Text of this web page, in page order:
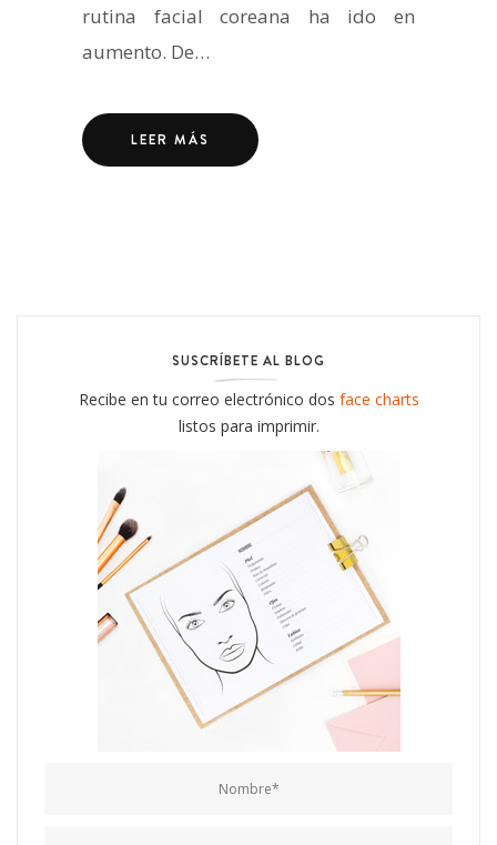
rutina facial coreana ha ido en
aumento. De…
LEER MÁS
SUSCRÍBETE AL BLOG
Recibe en tu correo electrónico dos face charts
listos para imprimir.